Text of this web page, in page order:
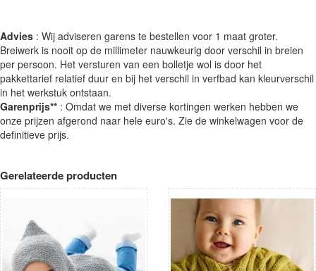
Advies : Wij adviseren garens te bestellen voor 1 maat groter.
Breiwerk is nooit op de millimeter nauwkeurig door verschil in breien
per persoon. Het versturen van een bolletje wol is door het
pakkettarief relatief duur en bij het verschil in verfbad kan kleurverschil
in het werkstuk ontstaan.
Garenprijs** : Omdat we met diverse kortingen werken hebben we
onze prijzen afgerond naar hele euro's. Zie de winkelwagen voor de
definitieve prijs.
Gerelateerde producten